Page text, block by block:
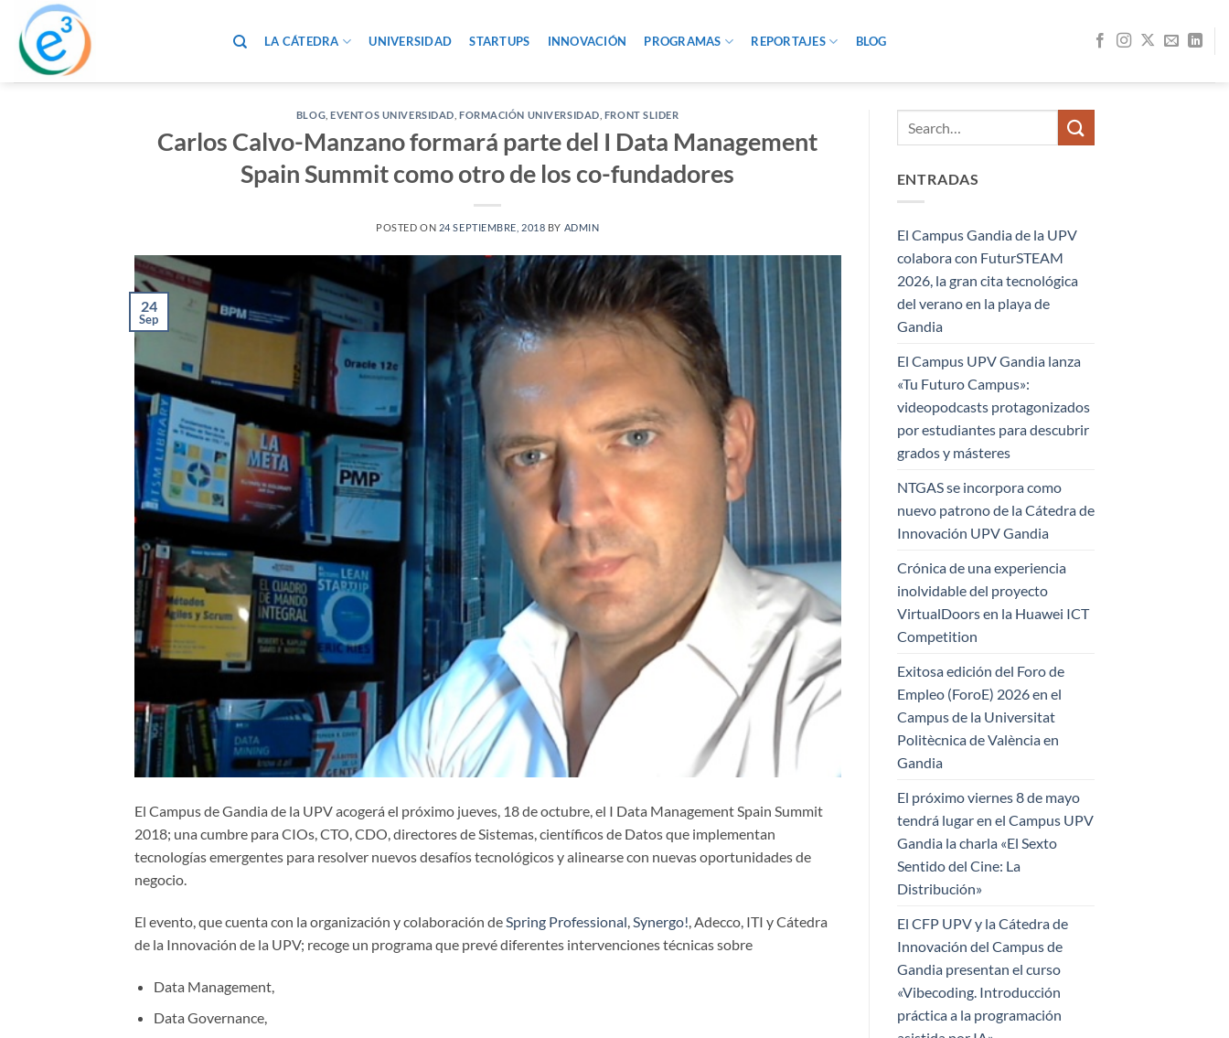
Saltar
contenido
LA CÁTEDRA UNIVERSIDAD STARTUPS INNOVACIÓN PROGRAMAS REPORTAJES BLOG
BLOG ,EVENTOS UNIVERSIDAD FORMACIÓN UNIVERSIDAD FRONT SLIDER
Carlos Calvo-Manzano formará parte del I Data Management
Spain Summit como otro de los co-fundadores
POSTED ON 24 SEPTIEMBRE, 2018 BY ADMIN
24
Sep
El Campus de Gandia de la UPV acogerá el próximo jueves, 18 de octubre, el I Data Management Spain Summit
2018; una cumbre para CIOs, CTO, CDO, directores de Sistemas, científicos de Datos que implementan
tecnologías emergentes para resolver nuevos desafíos tecnológicos y alinearse con nuevas oportunidades de
negocio.
El evento, que cuenta con la organización y colaboración deSpring Professional,Synergo!, Adecco, ITI y Cátedra
de la Innovación de la UPV; recoge un programa que prevé diferentes intervenciones técnicas sobre
Data Management,
Data Governance,
ENTRADAS
El Campus Gandia de la UPV
colabora con FuturSTEAM
2026, la gran cita tecnológica
del verano en la playa de
Gandia
El Campus UPV Gandia lanza
«Tu Futuro Campus»:
videopodcasts protagonizados
por estudiantes para descubrir
grados y másteres
NTGAS se incorpora como
nuevo patrono de la Cátedra de
Innovación UPV Gandia
Crónica de una experiencia
inolvidable del proyecto
VirtualDoors en la Huawei ICT
Competition
Exitosa edición del Foro de
Empleo (ForoE) 2026 en el
Campus de la Universitat
Politècnica de València en
Gandia
El próximo viernes 8 de mayo
tendrá lugar en el Campus UPV
Gandia la charla «El Sexto
Sentido del Cine: La
Distribución»
El CFP UPV y la Cátedra de
Innovación del Campus de
Gandia presentan el curso
«Vibecoding. Introducción
práctica a la programación